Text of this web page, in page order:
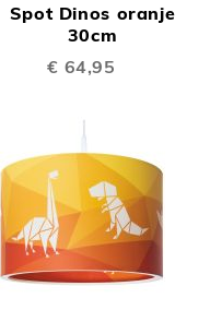
Spot Dinos oranje
30cm
€ 64,95
Winkelwagen